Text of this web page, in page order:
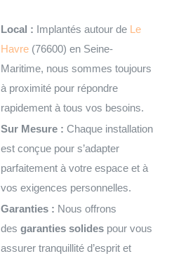
Local : Implantés autour de Le
Havre(76600) en Seine-
Maritime, nous sommes toujours
à proximité pour répondre
rapidement à tous vos besoins.
Sur Mesure : Chaque installation
est conçue pour s’adapter
parfaitement à votre espace et à
vos exigences personnelles.
Garanties : Nous offrons
des garanties solidespour vous
assurer tranquillité d’esprit et